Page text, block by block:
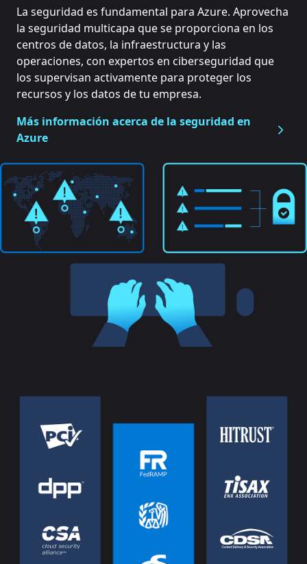
La seguridad es fundamental para Azure. Aprovecha
la seguridad multicapa que se proporciona en los
centros de datos, la infraestructura y las
operaciones, con expertos en ciberseguridad que
los supervisan activamente para proteger los
recursos y los datos de tu empresa.
Más información acerca de la seguridad en
Azure